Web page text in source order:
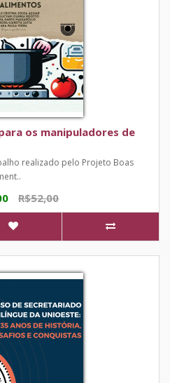
os manipuladores de
realizado pelo Projeto Boas
R$52,00